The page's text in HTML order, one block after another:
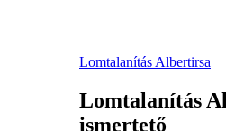
Lomtalanítás Albertirsa
Lomtalanítás
ismertető